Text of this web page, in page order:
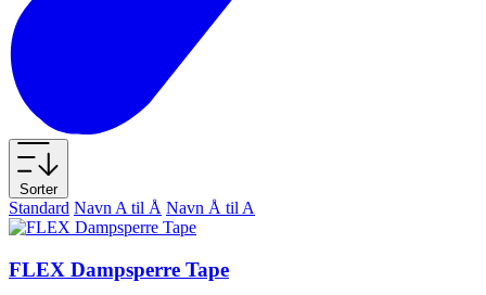
Sorter
Standard Navn A til Å Navn Å til A
FLEX Dampsperre Tape